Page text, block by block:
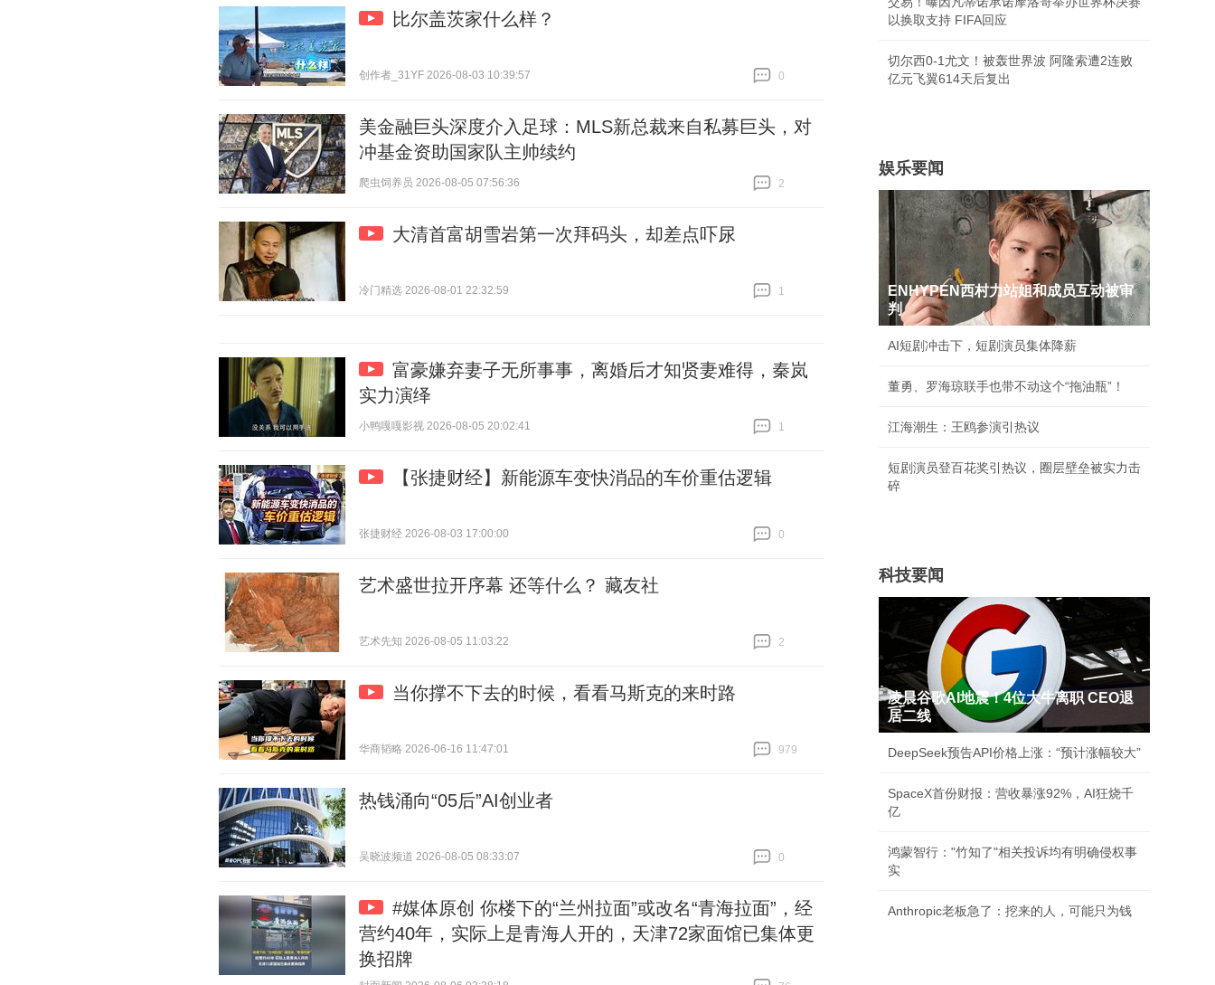
比尔盖茨家什么样？
创作者_31YF 2026-08-03 10:39:57
0
美金融巨头深度介入足球：MLS新总裁来自私募巨头，对
冲基金资助国家队主帅续约
爬虫饲养员 2026-08-05 07:56:36
2
大清首富胡雪岩第一次拜码头，却差点吓尿
冷门精选 2026-08-01 22:32:59
1
富豪嫌弃妻子无所事事，离婚后才知贤妻难得，秦岚
实力演绎
小鸭嘎嘎影视 2026-08-05 20:02:41
1
【张捷财经】新能源车变快消品的车价重估逻辑
张捷财经 2026-08-03 17:00:00
0
艺术盛世拉开序幕 还等什么？ 藏友社
艺术先知 2026-08-05 11:03:22
2
当你撑不下去的时候，看看马斯克的来时路
华商韬略 2026-06-16 11:47:01
979
热钱涌向“05后”AI创业者
吴晓波频道 2026-08-05 08:33:07
0
#媒体原创 你楼下的“兰州拉面”或改名“青海拉面”，经
营约40年，实际上是青海人开的，天津72家面馆已集体更
换招牌
以换取支持 FIFA回应
切尔西0-1尤文！被轰世界波 阿隆索遭2连败
亿元飞翼614天后复出
娱乐要闻
ENHYPEN西村力站姐和成员互动被审
判
AI短剧冲击下，短剧演员集体降薪
董勇、罗海琼联手也带不动这个“拖油瓶”！
江海潮生：王鸥参演引热议
短剧演员登百花奖引热议，圈层壁垒被实力击
碎
科技要闻
凌晨谷歌AI地震！4位大牛离职 CEO退
居二线
DeepSeek预告API价格上涨：“预计涨幅较大”
SpaceX首份财报：营收暴涨92%，AI狂烧千
亿
鸿蒙智行："竹知了"相关投诉均有明确侵权事
实
Anthropic老板急了：挖来的人，可能只为钱